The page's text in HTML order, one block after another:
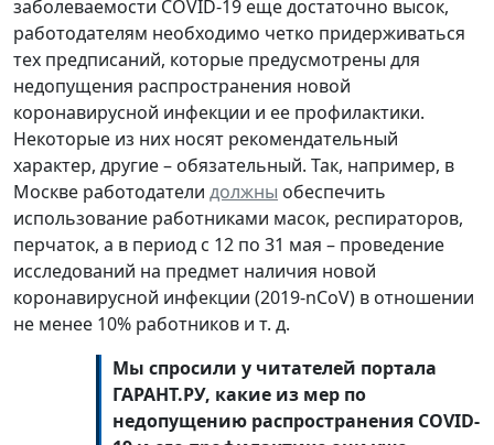
заболеваемости COVID-19 еще достаточно высок,
работодателям необходимо четко придерживаться
тех предписаний, которые предусмотрены для
недопущения распространения новой
коронавирусной инфекции и ее профилактики.
Некоторые из них носят рекомендательный
характер, другие – обязательный. Так, например, в
Москве работодатели должны обеспечить
использование работниками масок, респираторов,
перчаток, а в период с 12 по 31 мая – проведение
исследований на предмет наличия новой
коронавирусной инфекции (2019-nCoV) в отношении
не менее 10% работников и т. д.
Мы спросили у читателей портала
ГАРАНТ.РУ, какие из мер по
недопущению распространения COVID-